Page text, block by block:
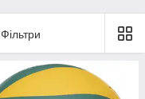
Фільтри